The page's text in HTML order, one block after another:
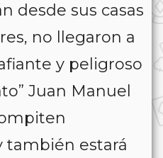
desde sus casas
no llegaron a
y peligroso
Juan Manuel
también estará